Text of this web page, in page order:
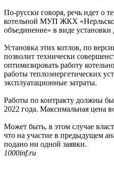
По-русски говоря, речь идет о
котельной МУП ЖКХ
объединение» в виде
Установка этих котлов, по
позволит технически
оптимизировать работу
работы теплоэнергетических
эксплуатационные затраты.
Работы по контракту должны
2022 года. Максимальная цена
Может быть, в этом случае
что на участие в предыдущем
подано ни одной заявки.
1000inf.ru